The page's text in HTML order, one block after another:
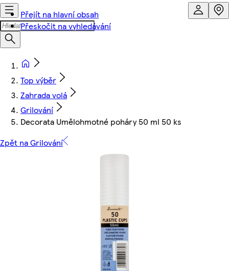
Přejít na hlavní obsah
Přeskočit na vyhledávání
Top výběr
Zahrada volá
Grilování
Decorata Umělohmotné poháry 50 ml 50 ks
Zpět na Grilování